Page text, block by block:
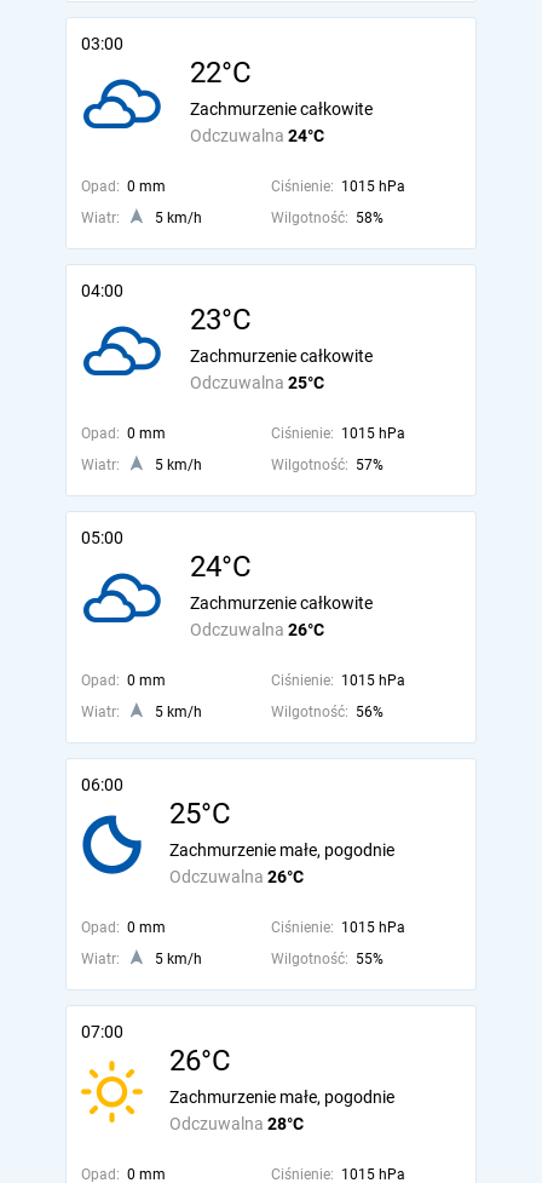
03:00
22°C
Odczuwalna 24°C
Zachmurzenie całkowite
Opad: 0 mm Ciśnienie: 1015 hPa
Wiatr:
5 km/h Wilgotność: 58%
04:00
23°C
Odczuwalna 25°C
Zachmurzenie całkowite
Opad: 0 mm Ciśnienie: 1015 hPa
Wiatr:
5 km/h Wilgotność: 57%
05:00
24°C
Odczuwalna 26°C
Zachmurzenie całkowite
Opad: 0 mm Ciśnienie: 1015 hPa
Wiatr:
5 km/h Wilgotność: 56%
06:00
25°C
Odczuwalna 26°C
Zachmurzenie małe, pogodnie
Opad: 0 mm Ciśnienie: 1015 hPa
Wiatr:
5 km/h Wilgotność: 55%
07:00
26°C
Odczuwalna 28°C
Zachmurzenie małe, pogodnie
Opad: 0 mm Ciśnienie: 1015 hPa